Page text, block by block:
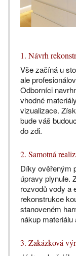
1. Návrh
Vše začíná u
ale
Odborníci
vhodné
vizualizace.
bude váš
do zdi.
2. Samotná
Díky ověřeným
úpravy plynule.
rozvodů vody a
rekonstrukce
stanoveném
nákup materiálu
3. Zakázková